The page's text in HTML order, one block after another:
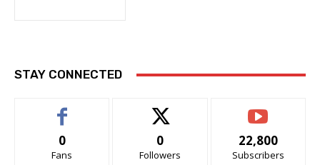
STAY CONNECTED
0
Fans
0
Followers
22,800
Subscribers